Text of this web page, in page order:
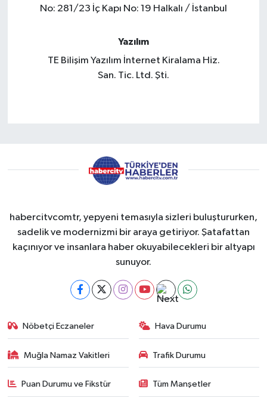
No: 281/23 İç Kapı No: 19 Halkalı / İstanbul
Yazılım
TE Bilişim Yazılım İnternet Kiralama Hiz.
San. Tic. Ltd. Şti.
habercitvcomtr, yepyeni temasıyla sizleri buluştururken,
sadelik ve modernizmi bir araya getiriyor. Şatafattan
kaçınıyor ve insanlara haber okuyabilecekleri bir altyapı
sunuyor.
Nöbetçi Eczaneler Hava Durumu
Muğla Namaz Vakitleri Trafik Durumu
Puan Durumu ve Fikstür Tüm Manşetler